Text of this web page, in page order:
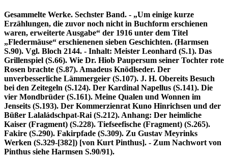
Gesammelte Werke. Sechster Band. - „Um einige kurze
Erzählungen, die zuvor noch nicht in Buchform erschienen
waren, erweiterte Ausgabe“ der 1916 unter dem Titel
„Fledermäuse“ erschienenen sieben Geschichten. (Harmsen
S.90). Vgl. Bloch 2144. - Inhalt: Meister Leonhard (S.1). Das
Grillenspiel (S.66). Wie Dr. Hiob Paupersum seiner Tochter rote
Rosen brachte (S.87). Amadeus Knödlseder. Der
unverbesserliche Lämmergeier (S.107). J. H. Obereits Besuch
bei den Zeitegeln (S.124). Der Kardinal Napellus (S.141). Die
vier Mondbrüder (S.161). Meine Qualen und Wonnen im
Jenseits (S.193). Der Kommerzienrat Kuno Hinrichsen und der
Büßer Lalaládschpat-Rai (S.212). Anhang: Der heimliche
Kaiser (Fragment) (S.228). Tiefseefische (Fragment) (S.265).
Fakire (S.290). Fakirpfade (S.309). Zu Gustav Meyrinks
Werken (S.329-[382]) [von Kurt Pinthus]. - Zum Nachwort von
Pinthus siehe Harmsen S.90/91).